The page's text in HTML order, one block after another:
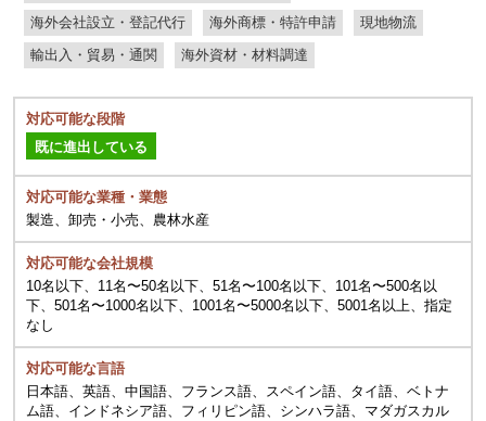
海外会社設立・登記代行
海外商標・特許申請
現地物流
輸出入・貿易・通関
海外資材・材料調達
対応可能な段階
既に進出している
対応可能な業種・業態
製造、卸売・小売、農林水産
対応可能な会社規模
10名以下、11名〜50名以下、51名〜100名以下、101名〜500名以
下、501名〜1000名以下、1001名〜5000名以下、5001名以上、指定
なし
対応可能な言語
日本語、英語、中国語、フランス語、スペイン語、タイ語、ベトナ
ム語、インドネシア語、フィリピン語、シンハラ語、マダガスカル